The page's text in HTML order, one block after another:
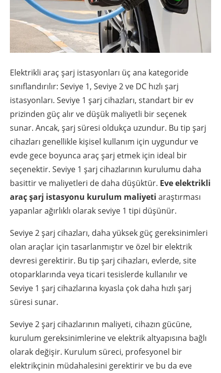
Elektrikli araç şarj istasyonları üç ana kategoride
sınıflandırılır: Seviye 1, Seviye 2 ve DC hızlı şarj
istasyonları. Seviye 1 şarj cihazları, standart bir ev
prizinden güç alır ve düşük maliyetli bir seçenek
sunar. Ancak, şarj süresi oldukça uzundur. Bu tip şarj
cihazları genellikle kişisel kullanım için uygundur ve
evde gece boyunca araç şarj etmek için ideal bir
seçenektir. Seviye 1 şarj cihazlarının kurulumu daha
basittir ve maliyetleri de daha düşüktür. Eve elektrikli
araç şarj istasyonu kurulum maliyeti araştırması
yapanlar ağırlıklı olarak seviye 1 tipi düşünür.
Seviye 2 şarj cihazları, daha yüksek güç gereksinimleri
olan araçlar için tasarlanmıştır ve özel bir elektrik
devresi gerektirir. Bu tip şarj cihazları, evlerde, site
otoparklarında veya ticari tesislerde kullanılır ve
Seviye 1 şarj cihazlarına kıyasla çok daha hızlı şarj
süresi sunar.
Seviye 2 şarj cihazlarının maliyeti, cihazın gücüne,
kurulum gereksinimlerine ve elektrik altyapısına bağlı
olarak değişir. Kurulum süreci, profesyonel bir
elektrikçinin müdahalesini gerektirir ve bu da eve